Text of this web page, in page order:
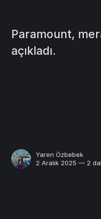
Paramount,
açıkladı.
Yaren Özbebek
2 Aralık 2025 — 2